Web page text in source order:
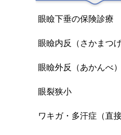
眼瞼下垂の保険診療
眼瞼内反（さかまつげ
眼瞼外反（あかんべ）
眼裂狭小
ワキガ・多汗症（直